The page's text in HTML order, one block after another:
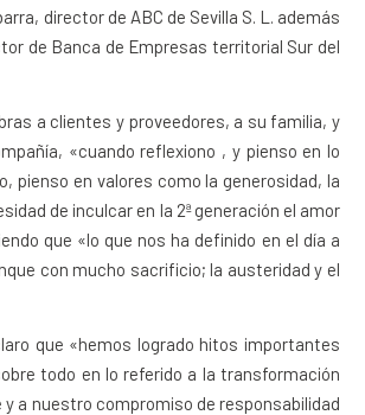
director de ABC de Sevilla S. L. además
de Banca de Empresas territorial Sur del
a clientes y proveedores, a su familia, y
«cuando reflexiono , y pienso en lo
pienso en valores como la generosidad, la
de inculcar en la 2ª generación el amor
que «lo que nos ha definido en el día a
con mucho sacrificio; la austeridad y el
que «hemos logrado hitos importantes
todo en lo referido a la transformación
a nuestro compromiso de responsabilidad